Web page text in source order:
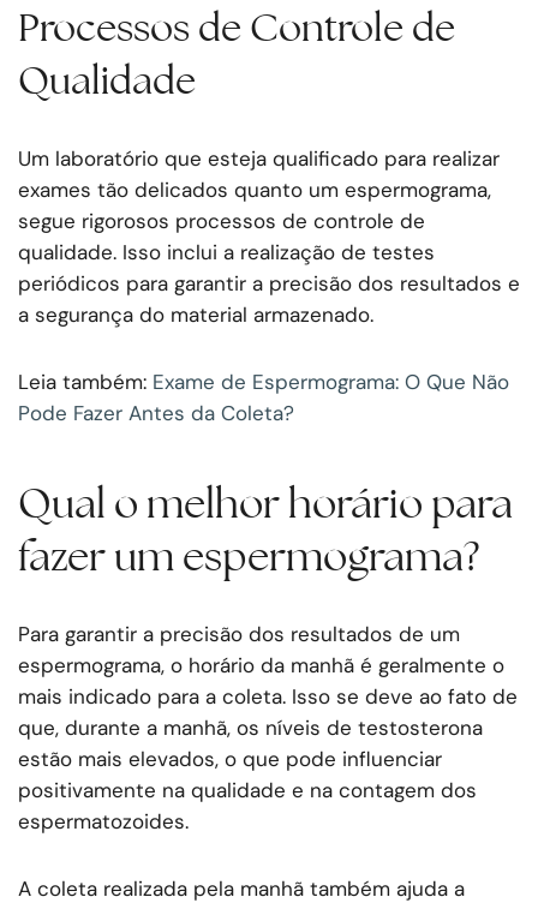
Processos de Controle de
Qualidade
Um laboratório que esteja qualificado para realizar
exames tão delicados quanto um espermograma,
segue rigorosos processos de controle de
qualidade. Isso inclui a realização de testes
periódicos para garantir a precisão dos resultados e
a segurança do material armazenado.
Leia também: Exame de Espermograma: O Que Não
Pode Fazer Antes da Coleta?
Qual o melhor horário para
fazer um espermograma?
Para garantir a precisão dos resultados de um
espermograma, o horário da manhã é geralmente o
mais indicado para a coleta. Isso se deve ao fato de
que, durante a manhã, os níveis de testosterona
estão mais elevados, o que pode influenciar
positivamente na qualidade e na contagem dos
espermatozoides.
A coleta realizada pela manhã também ajuda a